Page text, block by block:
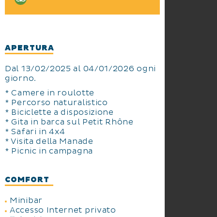
La Table de Marius est membre
du Conservatoire Grand Sud des
produits et du patrimoine
Pour se détendre, le Spa Nuxe du
Mas de la Fouque vous accueille
dans un environnement sauvage
exceptionnel. Une parenthèse
suspendue dans un cadre riche
et peu commun, pour se relaxer
À la clé, des soins réalisés avec
les produits de la marque Nuxe,
reconnue pour son expertise en
APERTURA
Dal 13/02/2025 al 04/01/2026 ogni
giorno.
* Camere in roulotte
* Percorso naturalistico
* Biciclette a disposizione
* Gita in barca sul Petit Rhône
* Safari in 4x4
* Visita della Manade
* Picnic in campagna
COMFORT
Minibar
Accesso Internet privato